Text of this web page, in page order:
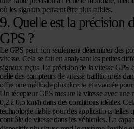
où les signaux peuvent être plus faibles.
9. Quelle est la précision
GPS ?
Le GPS peut non seulement déterminer des
vitesse. Cela se fait en analysant les petites
signaux reçus. La précision de la vitesse GPS
celle des compteurs de vitesse traditionnels
offre une méthode plus directe et avancée
Un récepteur GPS mesure la vitesse avec une
0,2 à 0,5 km/h dans des conditions idéales.
technologie fiable pour des applications telles
contrôle de vitesse dans les véhicules. La